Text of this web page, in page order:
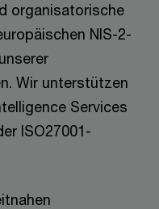
organisatorische
NIS-2-
Wir unterstützen
Services
ISO27001-